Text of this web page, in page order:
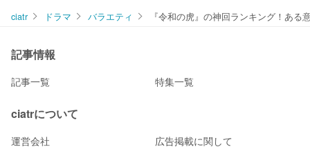
ciatr ドラマ バラエティ 『令和の虎』の神回ランキング！あ
記事情報
記事一覧 特集一覧
ciatrについて
運営会社
広告掲載に関して